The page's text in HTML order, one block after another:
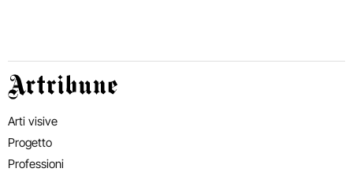
Artribune
Arti visive
Progetto
Professioni